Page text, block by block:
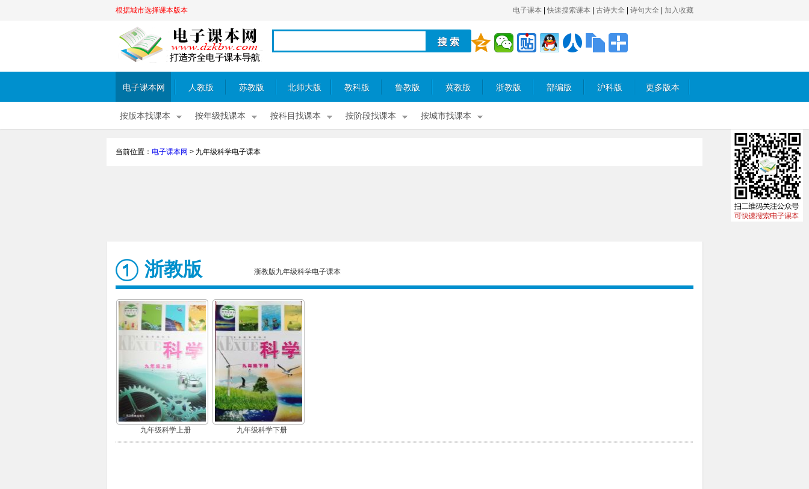
根据城市选择课本版本 电子课本 快速搜索课本 古诗大全 诗句大全 加入收藏
电子课本网 人教版 苏教版 北师大版 教科版 鲁教版 冀教版 浙教版 部编版 沪科版 更多版本
按版本找课本 按年级找课本 按科目找课本 按阶段找课本 按城市找课本
当前位置： 电子课本网 > 九年级科学电子课本
浙教版 浙教版九年级科学电子课本
九年级科学上册 九年级科学下册